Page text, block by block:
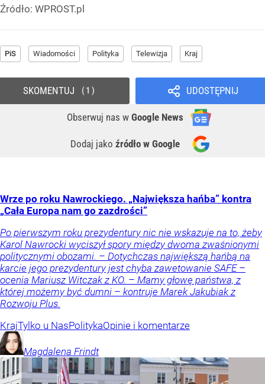
Źródło: WPROST.pl
PiS Wiadomości Polityka Telewizja Kraj
UDOSTĘPNIJ
Obserwuj nas w Google News
Dodaj jako źródło w Google
SKOMENTUJ 1
Wrze po roku Nawrockiego. „Największa hańba” kontra
„Cała Europa nam go zazdrości”
Po pierwszym roku prezydentury nic nie wskazuje na to, żeby
Karol Nawrocki wyciszył spory między dwoma zwaśnionymi
politycznymi obozami. – Dotychczas największą hańbą na
karcie jego prezydentury jest chyba zawetowanie SAFE –
ocenia Mariusz Witczak z KO. – Mamy głowę państwa, z
której możemy być dumni – kontruje Marek Jakubiak z
Rozwoju Plus.
KrajTylko u NasPolitykaOpinie i komentarze
Magdalena Frindt